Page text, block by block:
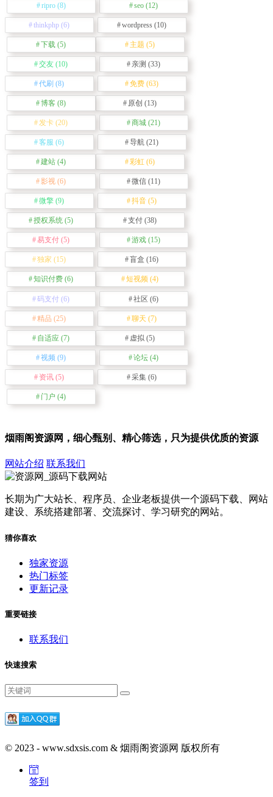
ripro(8) seo (12)
thinkphp (6) wordpress (10)
下载 (5) 主题 (5)
交友 (10) 亲测 (33)
代刷 (8) 免费 (63)
博客 (8) 原创 (13)
发卡 (20) 商城 (21)
客服 (6) 导航 (21)
建站 (4) 彩虹 (6)
影视 (6) 微信 (11)
微擎 (9) 抖音 (5)
授权系统 (5) 支付 (38)
易支付 (5) 游戏 (15)
独家 (15) 盲盒 (16)
知识付费 (6) 短视频 (4)
码支付 (6) 社区 (6)
精品 (25) 聊天 (7)
自适应 (7) 虚拟 (5)
视频 (9) 论坛 (4)
资讯 (5) 采集 (6)
门户 (4)
烟雨阁资源网，细心甄别、精心筛选，只为提供优质的资源
网站介绍 联系我们
长期为广大站长、程序员、企业老板提供一个源码下载、网站
建设、系统搭建部署、交流探讨、学习研究的网站。
猜你喜欢
独家资源
热门标签
更新记录
重要链接
联系我们
快速搜索
© 2023 - www.sdxsis.com & 烟雨阁资源网 版权所有
签到